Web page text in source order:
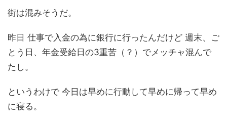
街は混みそうだ。
昨日 仕事で入金の為に銀行に行ったんだけど 週末、ご
とう日、年金受給日の3重苦（？）でメッチャ混んで
たし。
というわけで 今日は早めに行動して早めに帰って早め
に寝る。